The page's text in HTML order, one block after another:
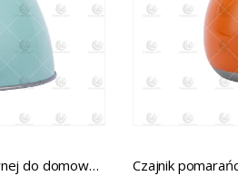
czajnik gwiżdżący ze stali nierdzewnej do domowej kuchni CW-T076